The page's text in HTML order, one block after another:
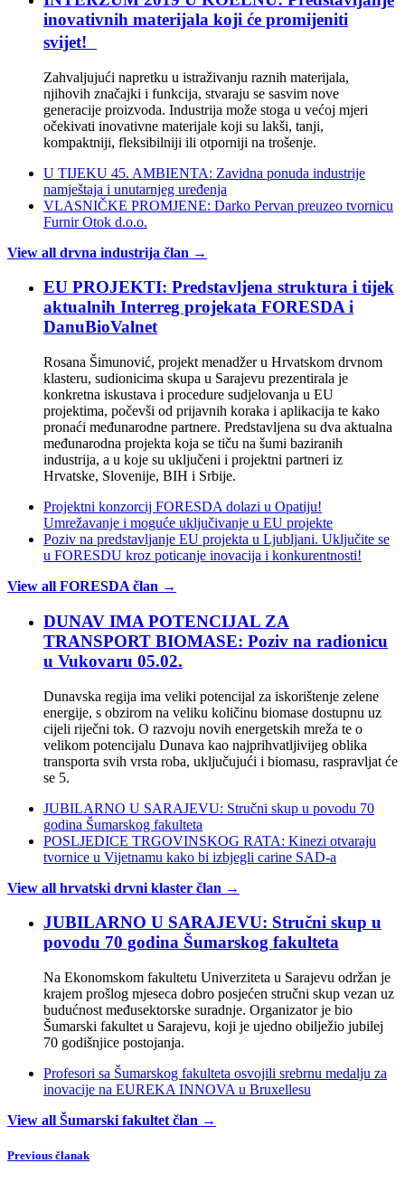
inovativnih materijala koji će promijeniti
svijet!
Zahvaljujući napretku u istraživanju raznih materijala,
njihovih značajki i funkcija, stvaraju se sasvim nove
generacije proizvoda. Industrija može stoga u većoj mjeri
očekivati inovativne materijale koji su lakši, tanji,
kompaktniji, fleksibilniji ili otporniji na trošenje.
U TIJEKU 45. AMBIENTA: Zavidna ponuda industrije
namještaja i unutarnjeg uređenja
VLASNIČKE PROMJENE: Darko Pervan preuzeo tvornicu
Furnir Otok d.o.o.
View all drvna industrija član →
EU PROJEKTI: Predstavljena struktura i tijek
aktualnih Interreg projekata FORESDA i
DanuBioValnet
Rosana Šimunović, projekt menadžer u Hrvatskom drvnom
klasteru, sudionicima skupa u Sarajevu prezentirala je
konkretna iskustava i procedure sudjelovanja u EU
projektima, počevši od prijavnih koraka i aplikacija te kako
pronaći međunarodne partnere. Predstavljena su dva aktualna
međunarodna projekta koja se tiču na šumi baziranih
industrija, a u koje su uključeni i projektni partneri iz
Hrvatske, Slovenije, BIH i Srbije.
Projektni konzorcij FORESDA dolazi u Opatiju!
Umrežavanje i moguće uključivanje u EU projekte
Poziv na predstavljanje EU projekta u Ljubljani. Uključite se
u FORESDU kroz poticanje inovacija i konkurentnosti!
View all FORESDA član →
DUNAV IMA POTENCIJAL ZA
TRANSPORT BIOMASE: Poziv na radionicu
u Vukovaru 05.02.
Dunavska regija ima veliki potencijal za iskorištenje zelene
energije, s obzirom na veliku količinu biomase dostupnu uz
cijeli riječni tok. O razvoju novih energetskih mreža te o
velikom potencijalu Dunava kao najprihvatljivijeg oblika
transporta svih vrsta roba, uključujući i biomasu, raspravljat će
se 5.
JUBILARNO U SARAJEVU: Stručni skup u povodu 70
godina Šumarskog fakulteta
POSLJEDICE TRGOVINSKOG RATA: Kinezi otvaraju
tvornice u Vijetnamu kako bi izbjegli carine SAD-a
View all hrvatski drvni klaster član →
JUBILARNO U SARAJEVU: Stručni skup u
povodu 70 godina Šumarskog fakulteta
Na Ekonomskom fakultetu Univerziteta u Sarajevu održan je
krajem prošlog mjeseca dobro posjećen stručni skup vezan uz
budućnost međusektorske suradnje. Organizator je bio
Šumarski fakultet u Sarajevu, koji je ujedno obilježio jubilej
70 godišnjice postojanja.
Profesori sa Šumarskog fakulteta osvojili srebrnu medalju za
inovacije na EUREKA INNOVA u Bruxellesu
View all Šumarski fakultet član →
Previous članak